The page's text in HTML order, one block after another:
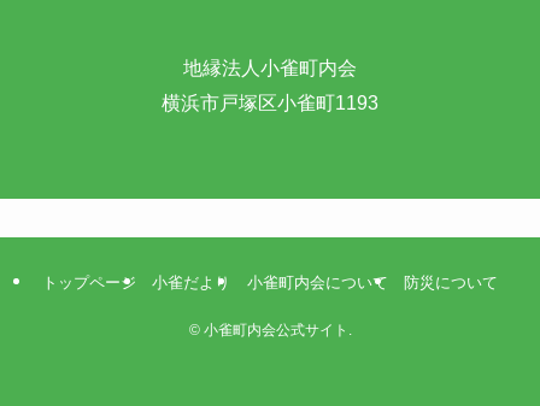
地縁法人小雀町内会
横浜市戸塚区小雀町1193
トップページ 小雀だより 小雀町内会について 防災について
©小雀町内会公式サイト.